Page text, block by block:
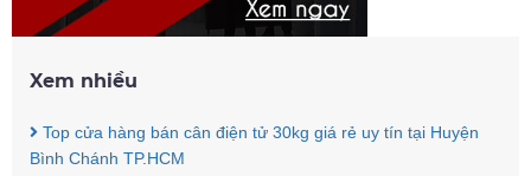
Xem nhiều
Top cửa hàng bán cân điện tử 30kg giá rẻ uy tín tại Huyện
Bình Chánh TP.HCM